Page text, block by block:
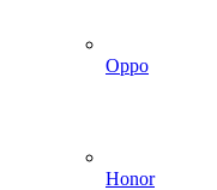
Oppo
Honor